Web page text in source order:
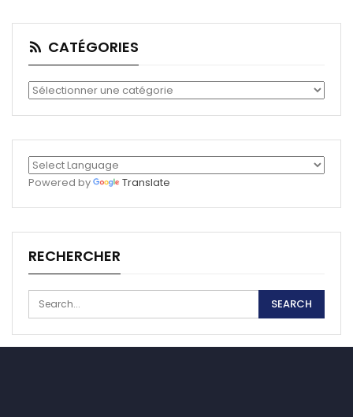
CATÉGORIES
Catégories
Powered by Translate
RECHERCHER